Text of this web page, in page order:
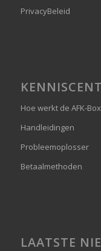
PrivacyBeleid
Hoe werkt de AFK-Box
Handleidingen
Probleemoplosser
Betaalmethoden
LAATSTE